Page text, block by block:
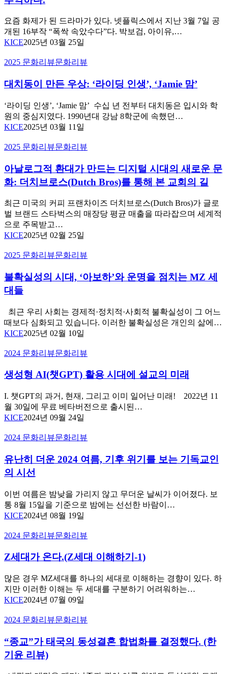
수
다”:
우
리
내
줌
와
아
저
들
추
억
하
다.
요즘 화제가 된 드라마가 있다. 넷플릭스에서 지난 3월 7일 공
개된 16부작 “폭싹 속았수다”다. 박보검, 아이유,…
KICE2025년 03월 25일
대
동
만
든
우
‘라
딩
인
‘Jamie
맘’
2025 문화리뷰문화리뷰
대치동이 만든 우상: ‘라이딩 인생’, ‘Jamie 맘’
‘라이딩 인생’, ‘Jamie 맘’ 수십 년 전부터 대치동은 입시와 학
원의 중심지였다. 1990년대 강남 8학군에 속했던…
KICE2025년 03월 11일
아
로
그
적
환
대
가
만
는
지
털
시
대
의
새
로
운
화:
더
치
브
로
(Dutch
를
통
해
교
회
의
2025 문화리뷰문화리뷰
아날로그적 환대가 만드는 디지털 시대의 새로운 문
화: 더치브로스(Dutch Bros)를 통해 본 교회의 길
최근 미국의 커피 프랜차이즈 더치브로스(Dutch Bros)가 글로
벌 브랜드 스타벅스의 매장당 평균 매출을 따라잡으며 세계적
으로 주목받고…
KICE2025년 02월 25일
불
실
성
의
시
대,
‘아
하’와
명
점
치
는
세
들
2025 문화리뷰문화리뷰
불확실성의 시대, ‘아보하’와 운명을 점치는 MZ 세
대들
최근 우리 사회는 경제적·정치적·사회적 불확실성이 그 어느
때보다 심화되고 있습니다. 이러한 불확실성은 개인의 삶에…
KICE2025년 02월 10일
생
형
GPT)
활
용
대
설
교
의
미
래
2024 문화리뷰문화리뷰
생성형 AI(챗GPT) 활용 시대에 설교의 미래
I. 챗GPT의 과거, 현재, 그리고 이미 일어난 미래! 2022년 11
월 30일에 무료 베타버전으로 출시된…
KICE2024년 09월 24일
유
히
더
운
2024
여
름,
기
후
기
를
보
는
기
교
의
시
선
2024 문화리뷰문화리뷰
유난히 더운 2024 여름, 기후 위기를 보는 기독교인
의 시선
이번 여름은 밤낮을 가리지 않고 무더운 날씨가 이어졌다. 보
통 8월 15일을 기준으로 밤에는 선선한 바람이…
KICE2024년 08월 19일
Z
대
온
다.
(Z
대
해
하
기-1)
2024 문화리뷰문화리뷰
Z세대가 온다.(Z세대 이해하기-1)
많은 경우 MZ세대를 하나의 세대로 이해하는 경향이 있다. 하
지만 이러한 이해는 두 세대를 구분하기 어려워하는…
KICE2024년 07월 09일
“종
태
국
의
2024 문화리뷰문화리뷰
“종교”가 태국의 동성결혼 합법화를 결정했다. (한
기윤 리뷰)